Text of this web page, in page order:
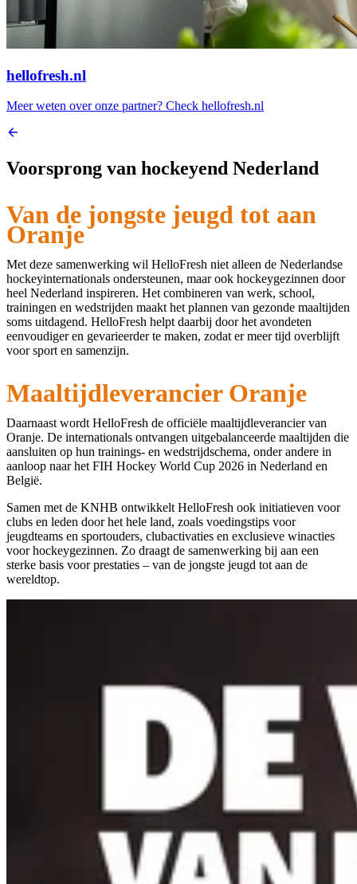
hellofresh.nl
Meer weten over onze partner? Check hellofresh.nl
Voorsprong van hockeyend Nederland
Van de jongste jeugd tot aan
Oranje
Met deze samenwerking wil HelloFresh niet alleen de Nederlandse
hockeyinternationals ondersteunen, maar ook hockeygezinnen door
heel Nederland inspireren. Het combineren van werk, school,
trainingen en wedstrijden maakt het plannen van gezonde maaltijden
soms uitdagend. HelloFresh helpt daarbij door het avondeten
eenvoudiger en gevarieerder te maken, zodat er meer tijd overblijft
voor sport en samenzijn.
Maaltijdleverancier Oranje
Daarnaast wordt HelloFresh de officiële maaltijdleverancier van
Oranje. De internationals ontvangen uitgebalanceerde maaltijden die
aansluiten op hun trainings- en wedstrijdschema, onder andere in
aanloop naar het FIH Hockey World Cup 2026 in Nederland en
België.
Samen met de KNHB ontwikkelt HelloFresh ook initiatieven voor
clubs en leden door het hele land, zoals voedingstips voor
jeugdteams en sportouders, clubactivaties en exclusieve winacties
voor hockeygezinnen. Zo draagt de samenwerking bij aan een
sterke basis voor prestaties – van de jongste jeugd tot aan de
wereldtop.